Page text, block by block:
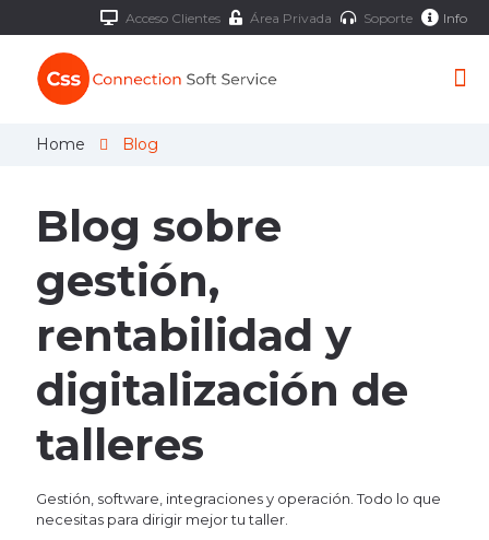
Acceso Clientes Área Privada Soporte Info
Home Blog
Blog sobre
gestión,
rentabilidad y
digitalización de
talleres
Gestión, software, integraciones y operación. Todo lo que
necesitas para dirigir mejor tu taller.